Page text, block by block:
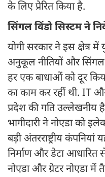
के लिए प्रेरित किया है.
सिंगल विंडो सिस्टम ने
योगी सरकार ने इस क्षेत्र में
अनुकूल नीतियों और सिंगल
हर एक बाधाओं को दूर
का काम कर रहीं थी. IT
प्रदेश की गति उल्लेखनीय
भागीदारी ने नोएडा को
बड़ी अंतरराष्ट्रीय कंपनियां
निर्माण और डेटा
नोएडा और ग्रेटर नोएडा में